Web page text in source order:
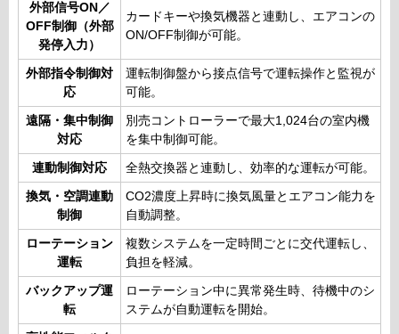
外部信号ON／
OFF制御（外部
発停入力）
カードキーや換気機器と連動し、エアコンの
ON/OFF制御が可能。
外部指令制御対
応
運転制御盤から接点信号で運転操作と監視が
可能。
遠隔・集中制御
対応
別売コントローラーで最大1,024台の室内機
を集中制御可能。
連動制御対応 全熱交換器と連動し、効率的な運転が可能。
換気・空調連動
制御
CO2濃度上昇時に換気風量とエアコン能力を
自動調整。
ローテーション
運転
複数システムを一定時間ごとに交代運転し、
負担を軽減。
バックアップ運
転
ローテーション中に異常発生時、待機中のシ
ステムが自動運転を開始。